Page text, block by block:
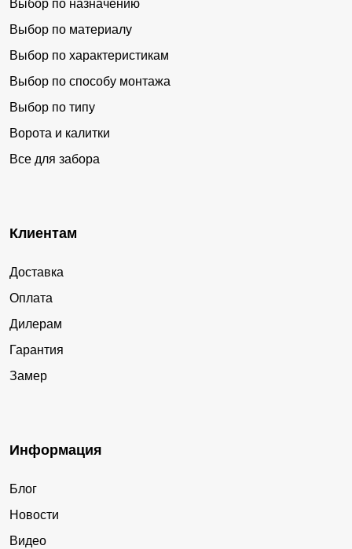
Выбор по назначению
Выбор по материалу
Выбор по характеристикам
Выбор по способу монтажа
Выбор по типу
Ворота и калитки
Все для забора
Клиентам
Доставка
Оплата
Дилерам
Гарантия
Замер
Информация
Блог
Новости
Видео